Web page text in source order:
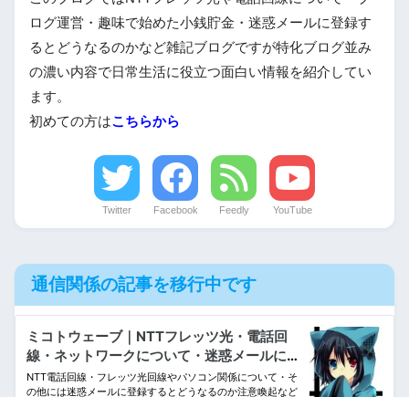
ログ運営・趣味で始めた小銭貯金・迷惑メールに登録す
るとどうなるのかなど雑記ブログですが特化ブログ並み
の濃い内容で日常生活に役立つ面白い情報を紹介してい
ます。
初めての方はこちらから
Twitter Facebook Feedly YouTube
通信関係の記事を移行中です